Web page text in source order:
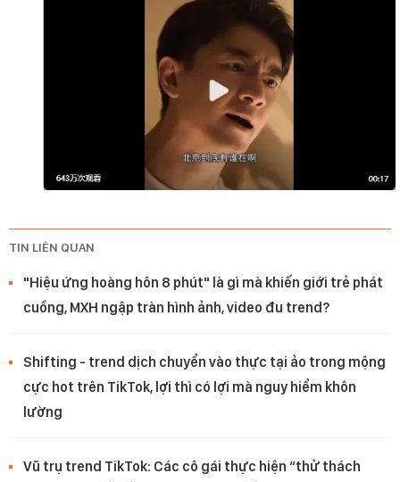
TIN LIÊN QUAN
"Hiệu ứng hoàng hôn 8 phút" là gì mà khiến giới trẻ phát
cuồng, MXH ngập tràn hình ảnh, video đu trend?
Shifting - trend dịch chuyển vào thực tại ảo trong mộng
cực hot trên TikTok, lợi thì có lợi mà nguy hiểm khôn
lường
Vũ trụ trend TikTok: Các cô gái thực hiện “thử thách